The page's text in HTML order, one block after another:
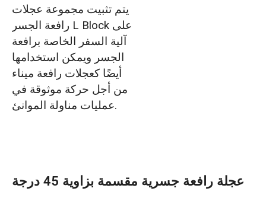
يتم تثبيت مجموعة عجلات
رافعة الجسر L Block على
آلية السفر الخاصة برافعة
الجسر ويمكن استخدامها
أيضًا كعجلات رافعة ميناء
من أجل حركة موثوقة في
عمليات مناولة الموانئ.
عجلة رافعة جسرية مقسمة بزاوية 45 درجة